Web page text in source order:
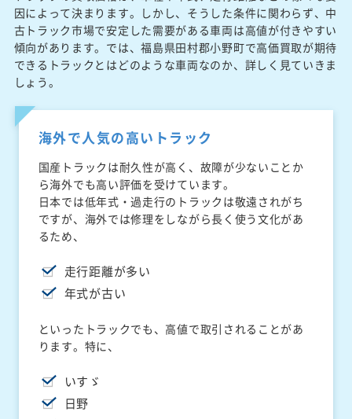
因によって決まります。しかし、そうした条件に関わらず、中
古トラック市場で安定した需要がある車両は高値が付きやすい
傾向があります。では、福島県田村郡小野町で高価買取が期待
できるトラックとはどのような車両なのか、詳しく見ていきま
しょう。
海外で人気の高いトラック
国産トラックは耐久性が高く、故障が少ないことか
ら海外でも高い評価を受けています。
日本では低年式・過走行のトラックは敬遠されがち
ですが、海外では修理をしながら長く使う文化があ
るため、
走行距離が多い
年式が古い
といったトラックでも、高値で取引されることがあ
ります。特に、
いすゞ
日野